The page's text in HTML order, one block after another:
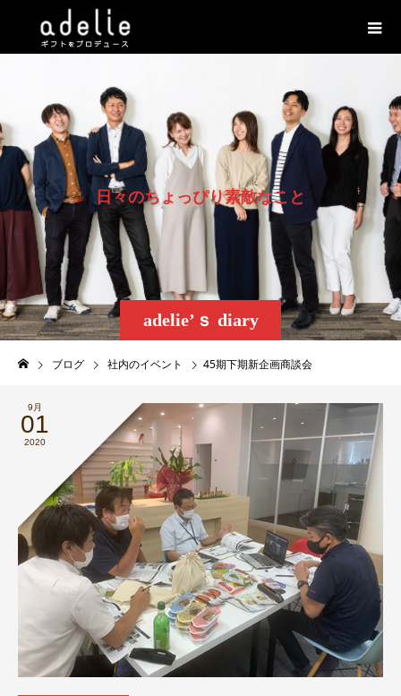
adelie’ｓ diary
日々のち ょ っぴり素敵なこ と
ブログ 社内のイベント 45期下期新企画商談会
9月
01
2020